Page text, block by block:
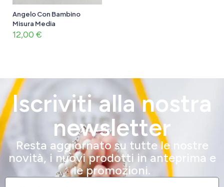
Angelo Con Bambino
Misura Media
12,00 €
Iscriviti alla nostra
newsletter
Resta aggiornato su tutte le nostre
novità, i nuovi prodotti in anteprima e
le promozioni.